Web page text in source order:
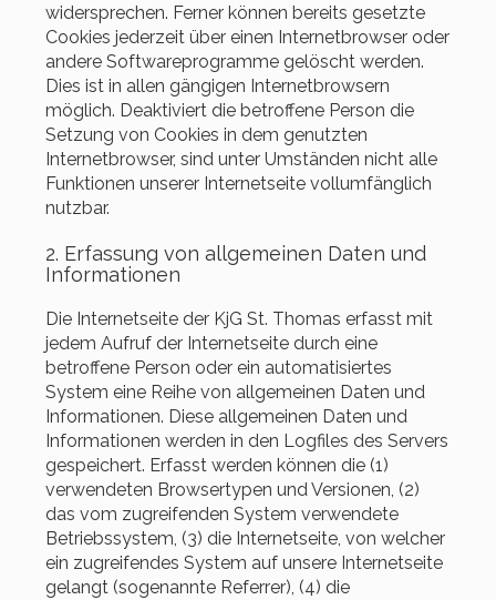
widersprechen. Ferner können bereits gesetzte
Cookies jederzeit über einen Internetbrowser oder
andere Softwareprogramme gelöscht werden.
Dies ist in allen gängigen Internetbrowsern
möglich. Deaktiviert die betroffene Person die
Setzung von Cookies in dem genutzten
Internetbrowser, sind unter Umständen nicht alle
Funktionen unserer Internetseite vollumfänglich
nutzbar.
2. Erfassung von allgemeinen Daten und
Informationen
Die Internetseite der KjG St. Thomas erfasst mit
jedem Aufruf der Internetseite durch eine
betroffene Person oder ein automatisiertes
System eine Reihe von allgemeinen Daten und
Informationen. Diese allgemeinen Daten und
Informationen werden in den Logfiles des Servers
gespeichert. Erfasst werden können die (1)
verwendeten Browsertypen und Versionen, (2)
das vom zugreifenden System verwendete
Betriebssystem, (3) die Internetseite, von welcher
ein zugreifendes System auf unsere Internetseite
gelangt (sogenannte Referrer), (4) die